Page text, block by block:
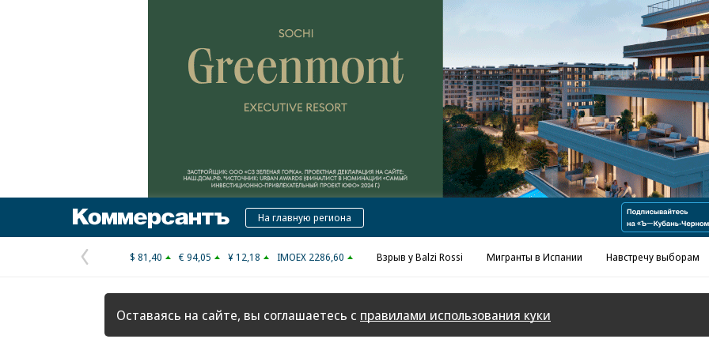
Реклама в «Ъ» www.kommersant.ru/ad
КоммерсантъНа главную региона
Предыдущая
страница
$ 81,40 € 94,05 ¥ 12,18 IMOEX 2286,60 Взрыв у Balzi Rossi Мигранты в Испании Навстречу выборам
Оставаясь на сайте, вы соглашаетесь с правилами использования куки